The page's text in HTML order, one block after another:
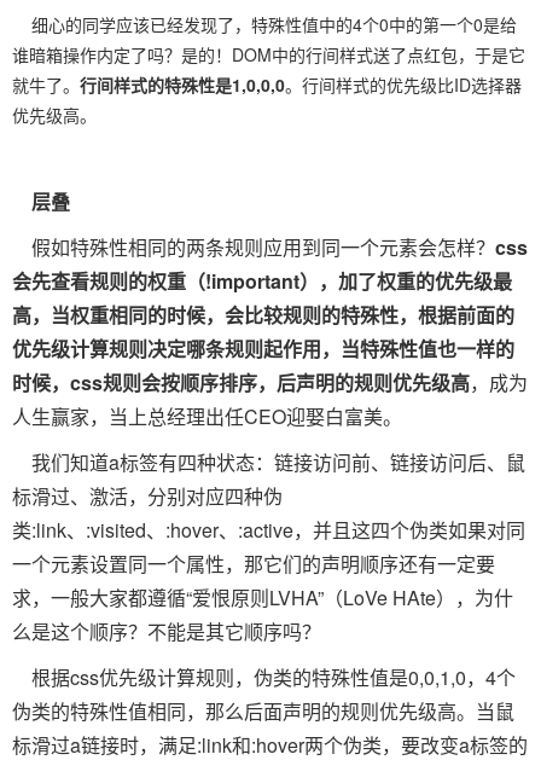
细心的同学应该已经发现了，特殊性值中的4个0中的第一个0是给
谁暗箱操作内定了吗？是的！DOM中的行间样式送了点红包，于是它
就牛了。 行间样式的特殊性是1,0,0,0。行间样式的优先级比ID选择器
优先级高。
层叠
假如特殊性相同的两条规则应用到同一个元素会怎样？ css
会先查看规则的权重（!important），加了权重的优先级最
高，当权重相同的时候，会比较规则的特殊性，根据前面的
优先级计算规则决定哪条规则起作用，当特殊性值也一样的
时候，css规则会按顺序排序，后声明的规则优先级高，成为
人生赢家，当上总经理出任CEO迎娶白富美。
我们知道a标签有四种状态：链接访问前、链接访问后、鼠
标滑过、激活，分别对应四种伪
类:link、:visited、:hover、:active，并且这四个伪类如果对同
一个元素设置同一个属性，那它们的声明顺序还有一定要
求，一般大家都遵循“爱恨原则LVHA”（LoVe HAte），为什
么是这个顺序？不能是其它顺序吗？
根据css优先级计算规则，伪类的特殊性值是0,0,1,0，4个
伪类的特殊性值相同，那么后面声明的规则优先级高。当鼠
标滑过a链接时，满足:link和:hover两个伪类，要改变a标签的